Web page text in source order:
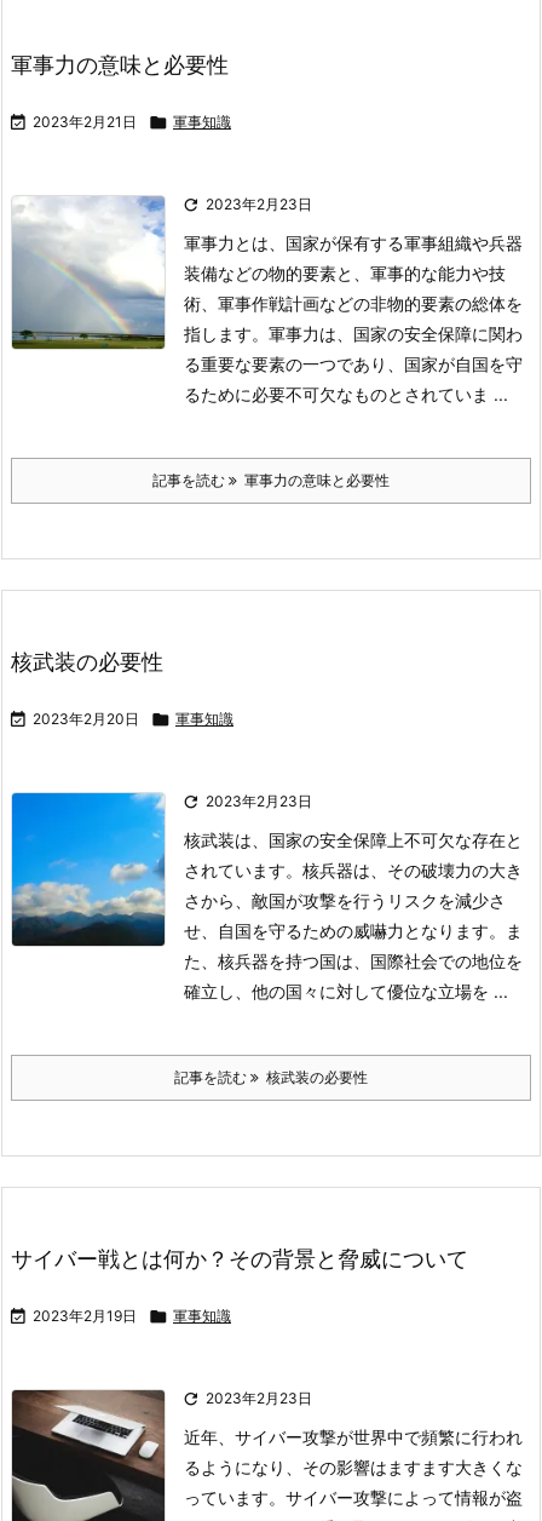
軍事力の意味と必要性
 2023年2月21日  軍事知識
 2023年2月23日
軍事力とは、国家が保有する軍事組織や兵器
装備などの物的要素と、軍事的な能力や技
術、軍事作戦計画などの非物的要素の総体を
指します。軍事力は、国家の安全保障に関わ
る重要な要素の一つであり、国家が自国を守
るために必要不可欠なものとされていま ...
記事を読む 軍事力の意味と必要性
核武装の必要性
 2023年2月20日  軍事知識
 2023年2月23日
核武装は、国家の安全保障上不可欠な存在と
されています。核兵器は、その破壊力の大き
さから、敵国が攻撃を行うリスクを減少さ
せ、自国を守るための威嚇力となります。ま
た、核兵器を持つ国は、国際社会での地位を
確立し、他の国々に対して優位な立場を ...
記事を読む 核武装の必要性
サイバー戦とは何か？その背景と脅威について
 2023年2月19日  軍事知識
 2023年2月23日
近年、サイバー攻撃が世界中で頻繁に行われ
るようになり、その影響はますます大きくな
っています。サイバー攻撃によって情報が盗